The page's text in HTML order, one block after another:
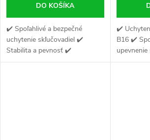
DO KOŠÍKA
✔️ Spoľahlivé a bezpečné
uchytenie skľučovadiel ✔️
Stabilita a pevnosť ✔️
Kompatibilný so skľučovadlami
✔️
B16 ✔️
Presné